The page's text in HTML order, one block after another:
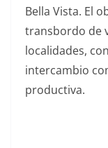
Bella Vista. El
transbordo de
localidades,
intercambio
productiva.